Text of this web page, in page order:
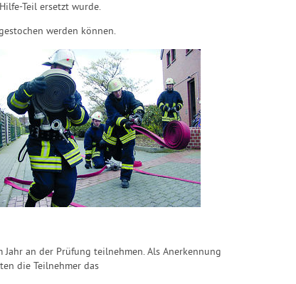
Teil ersetzt wurde.
werden können.
an der Prüfung teilnehmen. Als Anerkennung
die Teilnehmer das